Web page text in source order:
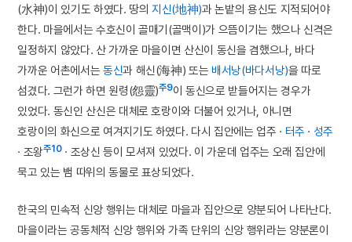
(水神)이 있기도 하였다. 땅의지신(地神)과 논밭의 용신도 지적되어야
한다. 마을에서는 수호신이 골매기(골맥이)가 으뜸이기는 했으나 신격은
일정하지 않았다. 산 가까운 마을이면 산신이 동신을 겸했으나, 바다
가까운 어촌에서는 동신과 해신(海神) 또는 배서낭(바다서낭)을 따로
섬겼다. 그런가 하면 원령(怨靈)주9이 동신으로 받들어지는 경우가
있었다. 동신인 산신은 대체로 호랑이와 더불어 있거나, 아니면
호랑이의 화신으로 여겨지기도 하였다. 다시 집안에는 업주 · 터주 · 성주
· 조왕주10· 조상신 등이 모셔져 있었다. 이 가운데 업주는 오래 집안에
묵고 있는 뱀 따위의 동물로 표상되었다.
한국의 민속적 신앙 행위는 대체로 마을과 집안으로 양분되어 나타난다.
마을이라는 공동체적 신앙 행위와 가족 단위의 신앙 행위라는 양분론이